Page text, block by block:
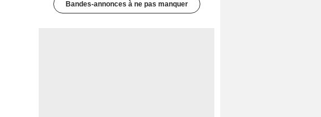
Bandes-annonces à ne pas manquer